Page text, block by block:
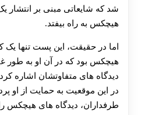
شد که شایعاتی مبنی بر انتشار
هیچکس به راه بیفتد.
اما در حقیقت، این پست تنها یک
هیچکس بود که در آن او به طور
دیدگاه‌ های متفاوتشان اشاره
در این موقعیت به حمایت از او
طرفداران، دیدگاه‌ های هیچکس